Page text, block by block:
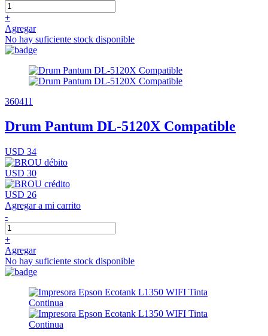
+
Agregar
No hay suficiente stock disponible
360411
Drum Pantum DL-5120X Compatible
USD 34
USD 30
USD 26
Agregar a mi carrito
-
+
Agregar
No hay suficiente stock disponible